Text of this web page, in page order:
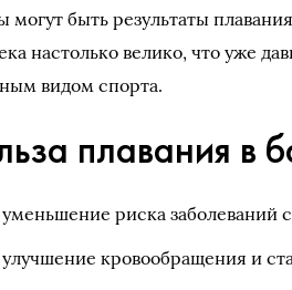
могут быть результаты
настолько велико, что уже
видом спорта.
плавания в
уменьшение риска заболеваний
улучшение кровообращения и